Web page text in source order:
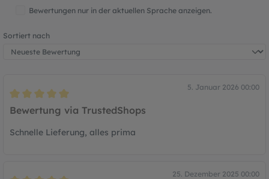
Bewertungen nur in der aktuellen Sprache anzeigen.
Sortiert nach
5. Januar 2026 00:00
Bewertung mit 5 von 5 Sternen
Bewertung via TrustedShops
Schnelle Lieferung, alles prima
25. Dezember 2025 00:00